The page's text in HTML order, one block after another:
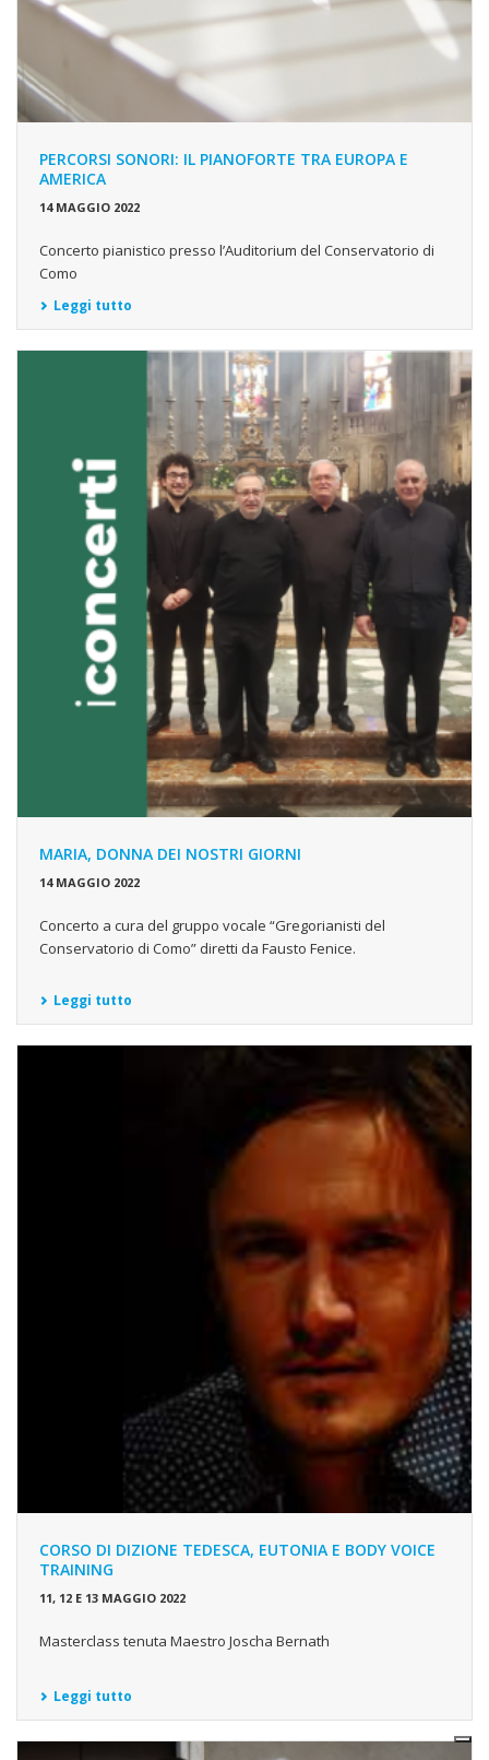
PERCORSI SONORI: IL PIANOFORTE TRA EUROPA E
AMERICA
14 MAGGIO 2022
Concerto pianistico presso l’Auditorium del Conservatorio di
Como
Leggi tutto
MARIA, DONNA DEI NOSTRI GIORNI
14 MAGGIO 2022
Concerto a cura del gruppo vocale “Gregorianisti del
Conservatorio di Como” diretti da Fausto Fenice.
Leggi tutto
CORSO DI DIZIONE TEDESCA, EUTONIA E BODY VOICE
TRAINING
11, 12 E 13 MAGGIO 2022
Masterclass tenuta Maestro Joscha Bernath
Leggi tutto